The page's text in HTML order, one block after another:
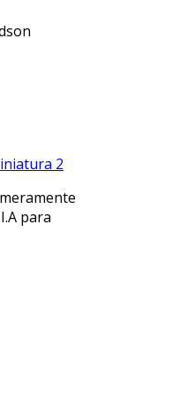
para